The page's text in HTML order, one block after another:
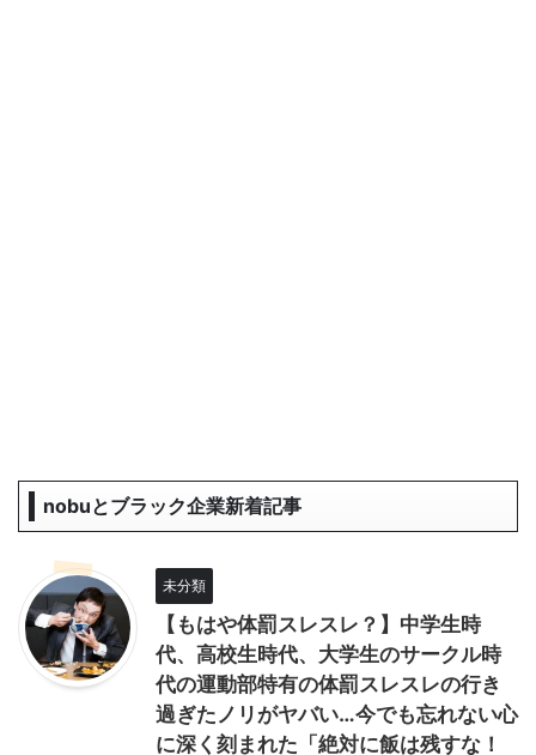
nobuとブラック企業新着記事
未分類
【もはや体罰スレスレ？】中学生時
代、高校生時代、大学生のサークル時
代の運動部特有の体罰スレスレの行き
過ぎたノリがヤバい…今でも忘れない心
に深く刻まれた「絶対に飯は残すな！